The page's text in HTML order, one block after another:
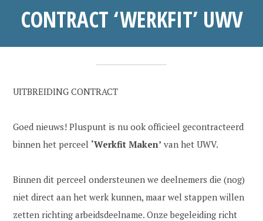
CONTRACT ‘WERKFIT’ UWV
o
b
r
7
,
i
n
a
n
n
UITBREIDING CONTRACT
Goed nieuws! Pluspunt is nu ook officieel gecontracteerd
binnen het perceel ‘Werkfit Maken’ van het UWV.
Binnen dit perceel ondersteunen we deelnemers die (nog)
niet direct aan het werk kunnen, maar wel stappen willen
zetten richting arbeidsdeelname. Onze begeleiding richt